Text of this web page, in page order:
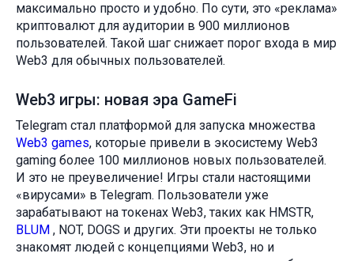
максимально просто и удобно. По сути, это «реклама»
криптовалют для аудитории в 900 миллионов
пользователей. Такой шаг снижает порог входа в мир
Web3 для обычных пользователей.
Web3 игры: новая эра GameFi
Telegram стал платформой для запуска множества
Web3 games, которые привели в экосистему Web3
gaming более 100 миллионов новых пользователей.
И это не преувеличение! Игры стали настоящими
«вирусами» в Telegram. Пользователи уже
зарабатывают на токенах Web3, таких как HMSTR,
BLUM , NOT, DOGS и других. Эти проекты не только
знакомят людей с концепциями Web3, но и